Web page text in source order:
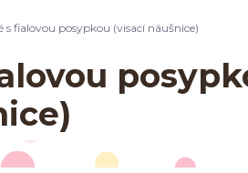
s fialovou posypkou (visací náušnice)